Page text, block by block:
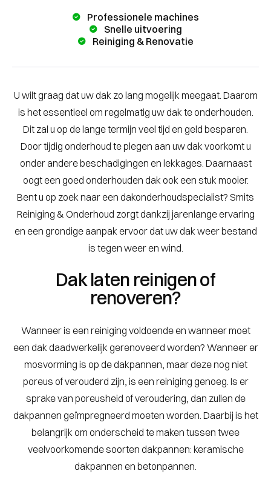
Professionele machines
Snelle uitvoering
Reiniging & Renovatie
U wilt graag dat uw dak zo lang mogelijk meegaat. Daarom
is het essentieel om regelmatig uw dak te onderhouden.
Dit zal u op de lange termijn veel tijd en geld besparen.
Door tijdig onderhoud te plegen aan uw dak voorkomt u
onder andere beschadigingen en lekkages. Daarnaast
oogt een goed onderhouden dak ook een stuk mooier.
Bent u op zoek naar een dakonderhoudspecialist? Smits
Reiniging & Onderhoud zorgt dankzij jarenlange ervaring
en een grondige aanpak ervoor dat uw dak weer bestand
is tegen weer en wind.
Dak laten reinigen of
renoveren?
Wanneer is een reiniging voldoende en wanneer moet
een dak daadwerkelijk gerenoveerd worden? Wanneer er
mosvorming is op de dakpannen, maar deze nog niet
poreus of verouderd zijn, is een reiniging genoeg. Is er
sprake van poreusheid of veroudering, dan zullen de
dakpannen geïmpregneerd moeten worden. Daarbij is het
belangrijk om onderscheid te maken tussen twee
veelvoorkomende soorten dakpannen: keramische
dakpannen en betonpannen.